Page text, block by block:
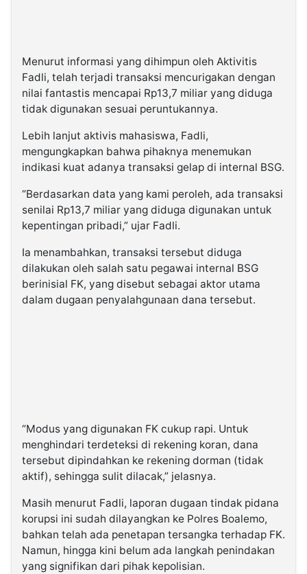
Menurut informasi yang dihimpun oleh Aktivitis
Fadli, telah terjadi transaksi mencurigakan dengan
nilai fantastis mencapai Rp13,7 miliar yang diduga
tidak digunakan sesuai peruntukannya.
Lebih lanjut aktivis mahasiswa, Fadli,
mengungkapkan bahwa pihaknya menemukan
indikasi kuat adanya transaksi gelap di internal BSG.
“Berdasarkan data yang kami peroleh, ada transaksi
senilai Rp13,7 miliar yang diduga digunakan untuk
kepentingan pribadi,” ujar Fadli.
Ia menambahkan, transaksi tersebut diduga
dilakukan oleh salah satu pegawai internal BSG
berinisial FK, yang disebut sebagai aktor utama
dalam dugaan penyalahgunaan dana tersebut.
“Modus yang digunakan FK cukup rapi. Untuk
menghindari terdeteksi di rekening koran, dana
tersebut dipindahkan ke rekening dorman (tidak
aktif), sehingga sulit dilacak,” jelasnya.
Masih menurut Fadli, laporan dugaan tindak pidana
korupsi ini sudah dilayangkan ke Polres Boalemo,
bahkan telah ada penetapan tersangka terhadap FK.
Namun, hingga kini belum ada langkah penindakan
yang signifikan dari pihak kepolisian.